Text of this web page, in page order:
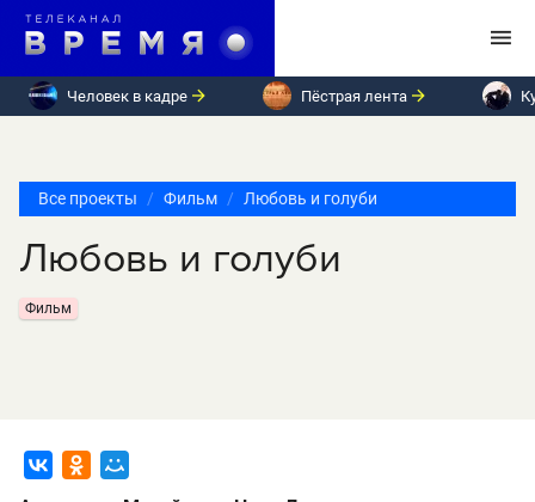
Человек в кадре Пёстрая лента
Все проекты Фильм Любовь и голуби
Любовь и голуби
Фильм